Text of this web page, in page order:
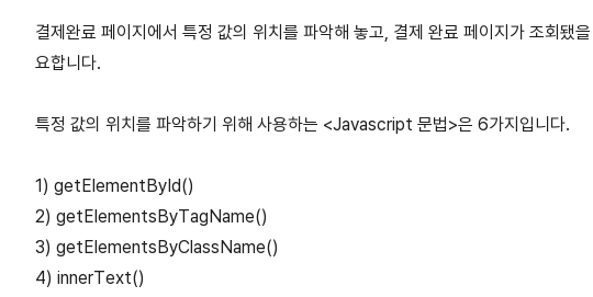
결제완료 페이지에서 특정 값의 위치를 파악해 놓고, 결제 완료 페이지가 조회됐
요합니다.
특정 값의 위치를 파악하기 위해 사용하는 <Javascript 문법>은 6가지입니다.
1) getElementById()
2) getElementsByTagName()
3) getElementsByClassName()
4) innerText()